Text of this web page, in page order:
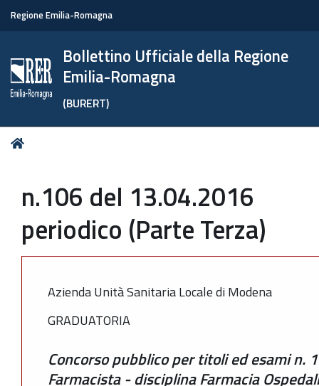
Regione Emilia-Romagna
Bollettino Ufficiale della Regione
Emilia-Romagna
(BURERT)
Tu
n.106 del 13.04.2016
periodico (Parte Terza)
Azienda Unità Sanitaria Locale di Modena
GRADUATORIA
Concorso pubblico per titoli ed esami n.
Farmacista - disciplina Farmacia